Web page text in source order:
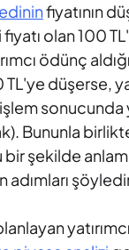
fiyatının
olan 100
ödünç
düşerse,
Bununla
şekilde
adımları